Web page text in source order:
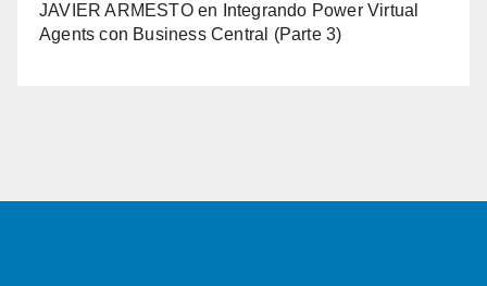
JAVIER ARMESTOen
Integrando Power Virtual
Agents con Business Central (Parte 3)